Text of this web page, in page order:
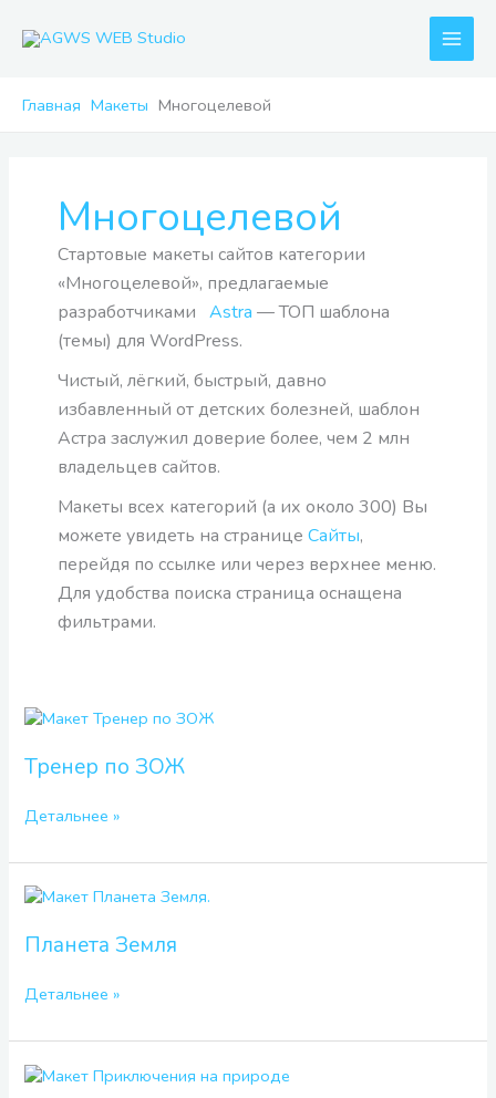
Главная Макеты Многоцелевой
Многоцелевой
Стартовые макеты сайтов категории
«Многоцелевой», предлагаемые
разработчиками Astra — ТОП шаблона
(темы) для WordPress.
Чистый, лёгкий, быстрый, давно
избавленный от детских болезней, шаблон
Астра заслужил доверие более, чем 2 млн
владельцев сайтов.
Макеты всех категорий (а их около 300) Вы
можете увидеть на странице Сайты,
перейдя по ссылке или через верхнее меню.
Для удобства поиска страница оснащена
фильтрами.
Тренер по ЗОЖ
Тренер
ЗОЖ
Детальнее »
Планета Земля
Планета
Детальнее »
Приключения